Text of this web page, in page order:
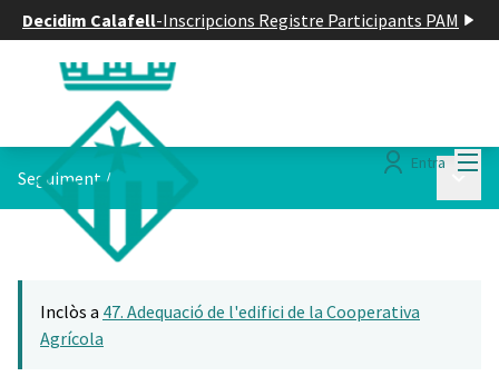
Decidim Calafell-Inscripcions Registre Participants PAM
Entra
Seguiment /
Inclòs a 47. Adequació de l'edifici de la Cooperativa
Agrícola